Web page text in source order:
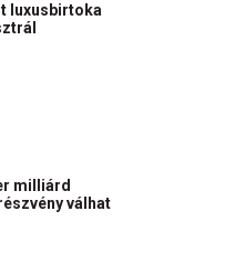
luxusbirtoka
milliárd
válhat